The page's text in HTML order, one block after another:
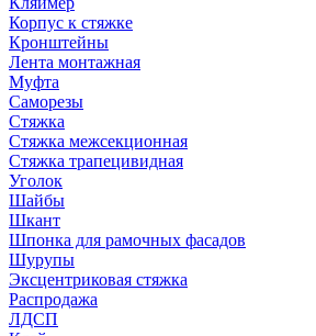
Корпус к стяжке
Кронштейны
Лента монтажная
Муфта
Саморезы
Стяжка
Стяжка межсекционная
Стяжка трапецивидная
Уголок
Шайбы
Шкант
Шпонка для рамочных фасадов
Шурупы
Эксцентриковая стяжка
Распродажа
ЛДСП